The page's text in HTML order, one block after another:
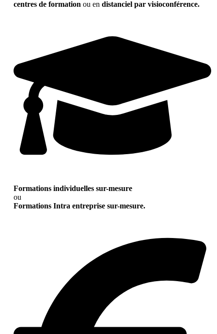
centres de formation ou en distanciel par visioconférence.
Formations individuelles sur-mesure
ou
Formations Intra entreprise sur-mesure.